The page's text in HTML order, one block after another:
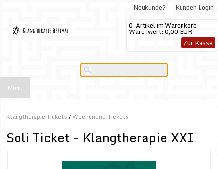
Kunden Login
Neukunde?
0 Artikel im Warenkorb
Warenwert: 0,00 EUR
Zur Kasse
Menu
Klangtherapie Tickets / Wochenend-Tickets
Soli Ticket - Klangtherapie XXI